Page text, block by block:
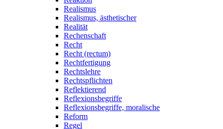
Realismus
Realismus, ästhetischer
Realität
Rechenschaft
Recht
Recht (rectum)
Rechtfertigung
Rechtslehre
Rechtspflichten
Reflektierend
Reflexionsbegriffe
Reflexionsbegriffe, moralische
Reform
Regel